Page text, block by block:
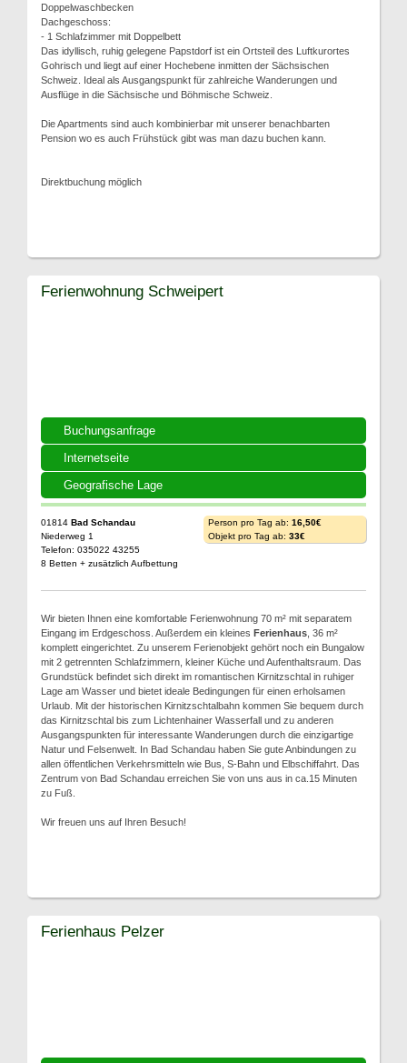
Doppelwaschbecken
Dachgeschoss:
- 1 Schlafzimmer mit Doppelbett
Das idyllisch, ruhig gelegene Papstdorf ist ein Ortsteil des Luftkurortes
Gohrisch und liegt auf einer Hochebene inmitten der Sächsischen
Schweiz. Ideal als Ausgangspunkt für zahlreiche Wanderungen und
Ausflüge in die Sächsische und Böhmische Schweiz.
Die Apartments sind auch kombinierbar mit unserer benachbarten
Pension wo es auch Frühstück gibt was man dazu buchen kann.
Direktbuchung möglich
Buchungsanfrage
Internetseite
Geografische Lage
Ferienwohnung Schweipert
01814 Bad Schandau
Niederweg 1
Telefon: 035022 43255
8 Betten + zusätzlich Aufbettung
Person pro Tag ab: 16,50€
Objekt pro Tag ab: 33€
Wir bieten Ihnen eine komfortable Ferienwohnung 70 m² mit separatem
Eingang im Erdgeschoss. Außerdem ein kleines Ferienhaus , 36 m²
komplett eingerichtet. Zu unserem Ferienobjekt gehört noch ein Bungalow
mit 2 getrennten Schlafzimmern, kleiner Küche und Aufenthaltsraum. Das
Grundstück befindet sich direkt im romantischen Kirnitzschtal in ruhiger
Lage am Wasser und bietet ideale Bedingungen für einen erholsamen
Urlaub. Mit der historischen Kirnitzschtalbahn kommen Sie bequem durch
das Kirnitzschtal bis zum Lichtenhainer Wasserfall und zu anderen
Ausgangspunkten für interessante Wanderungen durch die einzigartige
Natur und Felsenwelt. In Bad Schandau haben Sie gute Anbindungen zu
allen öffentlichen Verkehrsmitteln wie Bus, S-Bahn und Elbschiffahrt. Das
Zentrum von Bad Schandau erreichen Sie von uns aus in ca.15 Minuten
zu Fuß.
Wir freuen uns auf Ihren Besuch!
Ferienhaus Pelzer